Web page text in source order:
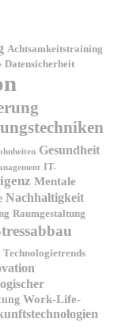
Achtsamkeitstraining
Datensicherheit
Gesundheit
IT-
Mentale
Nachhaltigkeit
Raumgestaltung
Technologietrends
Work-Life-